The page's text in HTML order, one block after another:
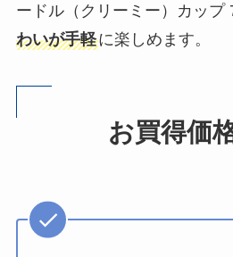
ードル（クリーミー）カップ
わいが手軽に楽しめます。
お買得価